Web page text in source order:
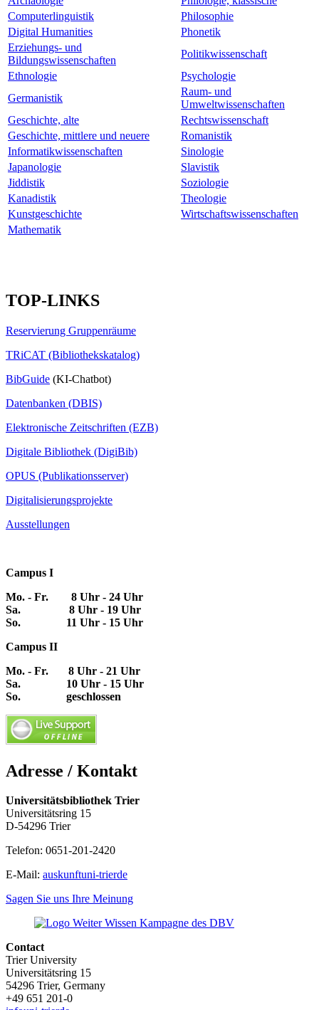
Computerlinguistik
Philosophie
Digital Humanities
Phonetik
Erziehungs- und
Bildungswissenschaften
Politikwissenschaft
Ethnologie
Psychologie
Germanistik
Raum- und
Umweltwissenschaften
Geschichte, alte
Rechtswissenschaft
Geschichte, mittlere und neuere
Romanistik
Informatikwissenschaften
Sinologie
Japanologie
Slavistik
Jiddistik
Soziologie
Kanadistik
Theologie
Kunstgeschichte
Wirtschaftswissenschaften
Mathematik
TOP-LINKS
Reservierung Gruppenräume
TRiCAT (Bibliothekskatalog)
BibGuide (KI-Chatbot)
Datenbanken (DBIS)
Elektronische Zeitschriften (EZB)
Digitale Bibliothek (DigiBib)
OPUS (Publikationsserver)
Digitalisierungsprojekte
Ausstellungen
Campus I
Mo. - Fr. 8 Uhr - 24 Uhr
Sa. 8 Uhr - 19 Uhr
So. 11 Uhr - 15 Uhr
Campus II
Mo. - Fr. 8 Uhr - 21 Uhr
Sa. 10 Uhr - 15 Uhr
So. geschlossen
Adresse / Kontakt
Universitätsbibliothek Trier
Universitätsring 15
D-54296 Trier
Telefon: 0651-201-2420
E-Mail: auskunftuni-trierde
Sagen Sie uns Ihre Meinung
Contact
Trier University
Universitätsring 15
54296 Trier, Germany
+49 651 201-0